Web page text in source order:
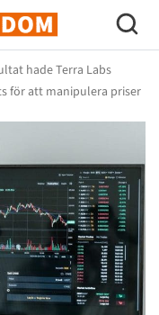
hade Terra Labs
för att manipulera priser